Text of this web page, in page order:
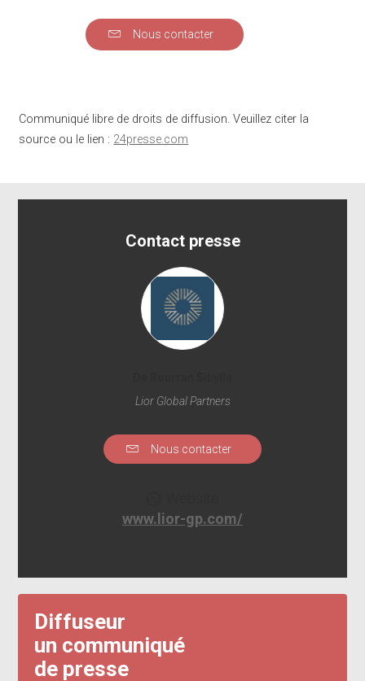
Nous contacter
Communiqué libre de droits de diffusion. Veuillez citer la
source ou le lien : 24presse.com
Contact presse
Lior Global Partners
Nous contacter
www.lior-gp.com/
Diffuseur
un communiqué
de presse